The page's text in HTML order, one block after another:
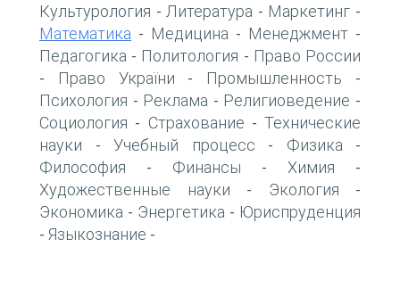
Культурология - Литература - Маркетинг -
Математика - Медицина - Менеджмент -
Педагогика - Политология - Право России
- Право України - Промышленность -
Психология - Реклама - Религиоведение -
Социология - Страхование - Технические
науки - Учебный процесс - Физика -
Философия - Финансы - Химия -
Художественные науки - Экология -
Экономика - Энергетика - Юриспруденция
- Языкознание -